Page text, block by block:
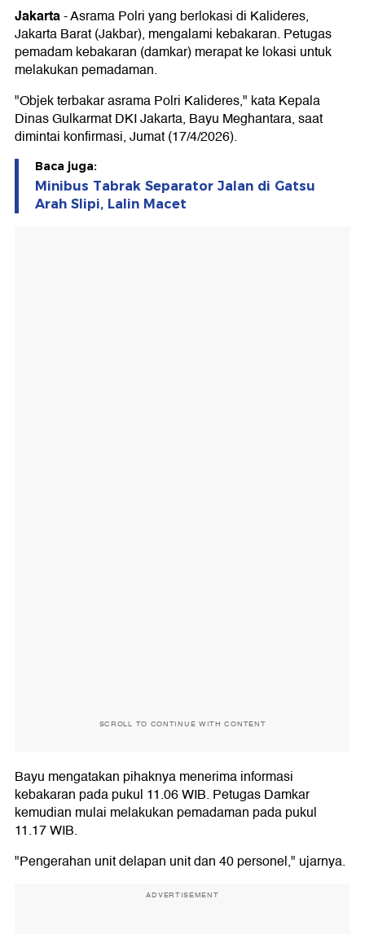
Jakarta-Asrama Polri yang berlokasi di Kalideres,
Jakarta Barat (Jakbar), mengalami kebakaran. Petugas
pemadam kebakaran (damkar) merapat ke lokasi untuk
melakukan pemadaman.
"Objek terbakar asrama Polri Kalideres," kata Kepala
Dinas Gulkarmat DKI Jakarta, Bayu Meghantara, saat
dimintai konfirmasi, Jumat (17/4/2026).
Baca juga:
Minibus Tabrak Separator Jalan di Gatsu
Arah Slipi, Lalin Macet
SCROLL TO CONTINUE WITH CONTENT
Bayu mengatakan pihaknya menerima informasi
kebakaran pada pukul 11.06 WIB. Petugas Damkar
kemudian mulai melakukan pemadaman pada pukul
11.17 WIB.
"Pengerahan unit delapan unit dan 40 personel," ujarnya.
ADVERTISEMENT